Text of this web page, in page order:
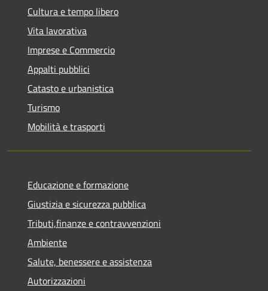
Cultura e tempo libero
Vita lavorativa
Imprese e Commercio
Appalti pubblici
Catasto e urbanistica
Turismo
Mobilità e trasporti
Educazione e formazione
Giustizia e sicurezza pubblica
Tributi,finanze e contravvenzioni
Ambiente
Salute, benessere e assistenza
Autorizzazioni